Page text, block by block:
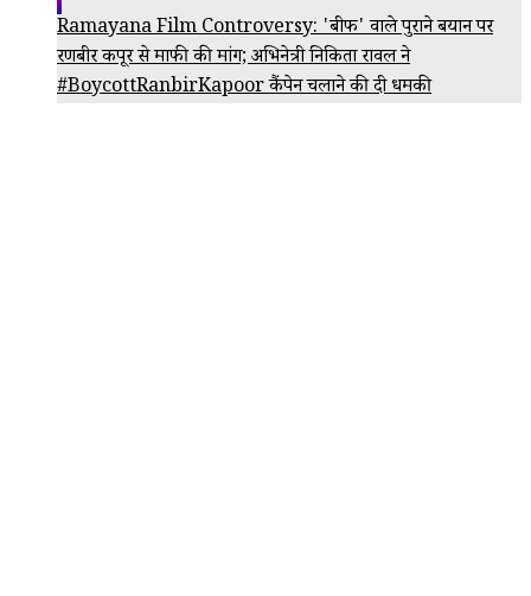
Ramayana Film Controversy: 'बीफ' वाले पुराने बयान पर
रणबीर कपूर से माफी की मांग; अभिनेत्री निकिता रावल ने
#BoycottRanbirKapoor कैंपेन चलाने की दी धमकी